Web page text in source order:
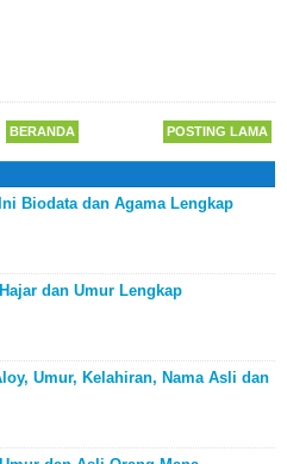
POSTING LAMA
BERANDA
Biodata dan Agama Lengkap
dan Umur Lengkap
Umur, Kelahiran, Nama Asli dan